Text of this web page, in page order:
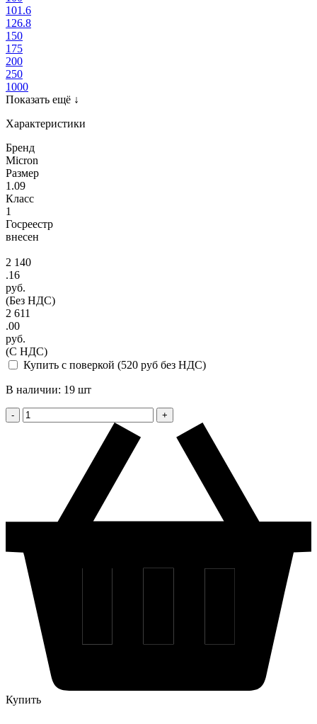
101.6
126.8
150
175
200
250
1000
Показать ещё ↓
Характеристики
Бренд
Micron
Размер
1.09
Класс
1
Госреестр
внесен
2 140
.16
руб.
(Без НДС)
2 611
.00
руб.
(С НДС)
Купить с поверкой (520 руб без НДС)
В наличии: 19 шт
Купить